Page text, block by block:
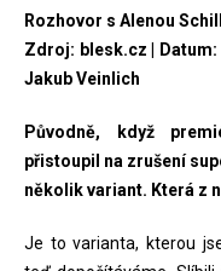
Rozhovor s Alenou
Zdroj: blesk.cz |
Jakub Veinlich
Původně, když
přistoupil na zrušení
několik variant. Která z
Je to varianta, kterou